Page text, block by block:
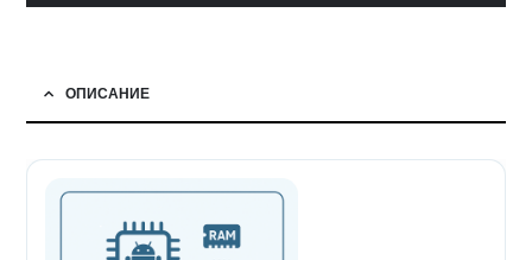
ОПИСАНИЕ